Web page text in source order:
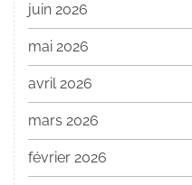
juin 2026
mai 2026
avril 2026
mars 2026
février 2026